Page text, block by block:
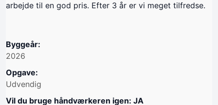
arbejde til en god pris. Efter 3 år er vi meget tilfredse.
Byggeår:
2026
Opgave:
Udvendig
Vil du bruge håndværkeren igen: JA